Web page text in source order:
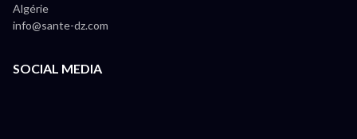
Algérie
info@sante-dz.com
SOCIAL MEDIA